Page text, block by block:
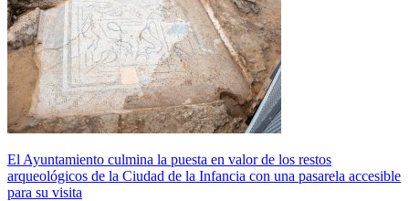
El Ayuntamiento culmina la puesta en valor de los restos
arqueológicos de la Ciudad de la Infancia con una pasarela accesible
para su visita